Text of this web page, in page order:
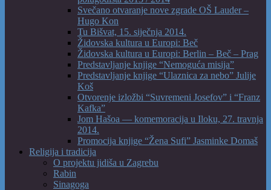
Svečano otvaranje nove zgrade OŠ Lauder –
Hugo Kon
Tu Bišvat, 15. siječnja 2014.
Židovska kultura u Europi: Beč
Židovska kultura u Europi: Berlin – Beč – Prag
Predstavljanje knjige “Nemoguća misija”
Predstavljanje knjige “Ulaznica za nebo” Julije
Koš
Otvorenje izložbi “Suvremeni Josefov” i “Franz
Kafka”
Jom Hašoa — komemoracija u Iloku, 27. travnja
2014.
Promocija knjige “Žena Sufi” Jasminke Domaš
Religija i tradicija
O projektu jidiša u Zagrebu
Rabin
Sinagoga